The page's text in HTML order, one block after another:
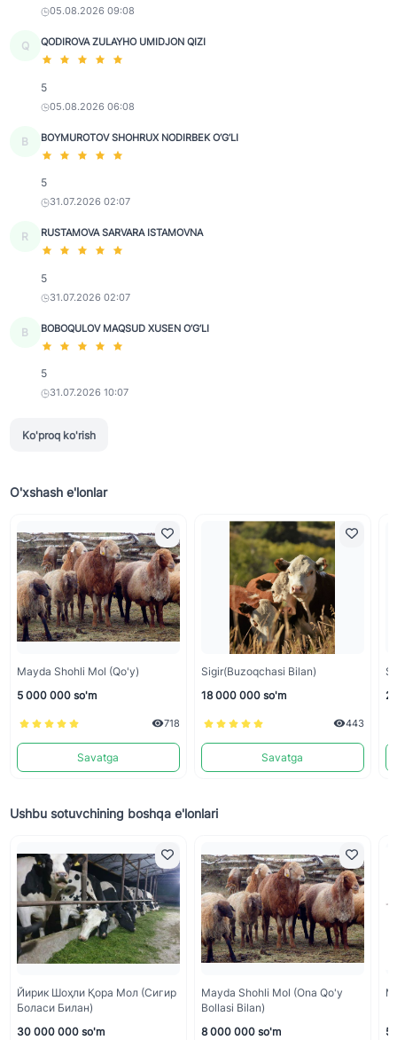
05.08.2026 09:08
Q QODIROVA ZULAYHO UMIDJON QIZI
5
05.08.2026 06:08
B BOYMUROTOV SHOHRUX NODIRBEK O‘G‘LI
5
31.07.2026 02:07
R RUSTAMOVA SARVARA ISTAMOVNA
5
31.07.2026 02:07
B BOBOQULOV MAQSUD XUSEN O‘G‘LI
5
31.07.2026 10:07
Ko'proq ko'rish
O'xshash e'lonlar
Mayda Shohli Mol (qo'y)
5 000 000 so'm
718
Savatga
Sigir(buzoqchasi Bilan)
18 000 000 so'm
443
Savatga
Ushbu sotuvchining boshqa e'lonlari
Йирик Шоҳли Қора Мол (сигир
Боласи Билан)
30 000 000 so'm
Mayda Shohli Mol (ona Qo'y
Bollasi Bilan)
8 000 000 so'm
5